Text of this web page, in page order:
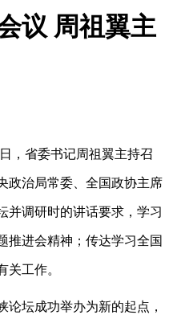
议 周祖翼主
省委书记周祖翼主持召
政治局常委、全国政协主席
并调研时的讲话要求，学习
推进会精神；传达学习全国
关工作。
坛成功举办为新的起点，